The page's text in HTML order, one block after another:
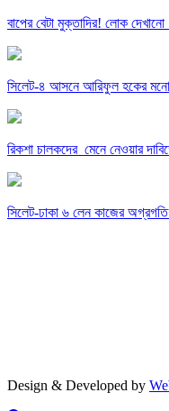
বাপের বেটা মুক্তাদির! লোক
সিলেট-৪ আসনে আরিফুল হকের
রিকশা চালকদের মেনে নেওয়ার
সিলেট-ঢাকা ৬ লেন কাজের
Design & Developed by